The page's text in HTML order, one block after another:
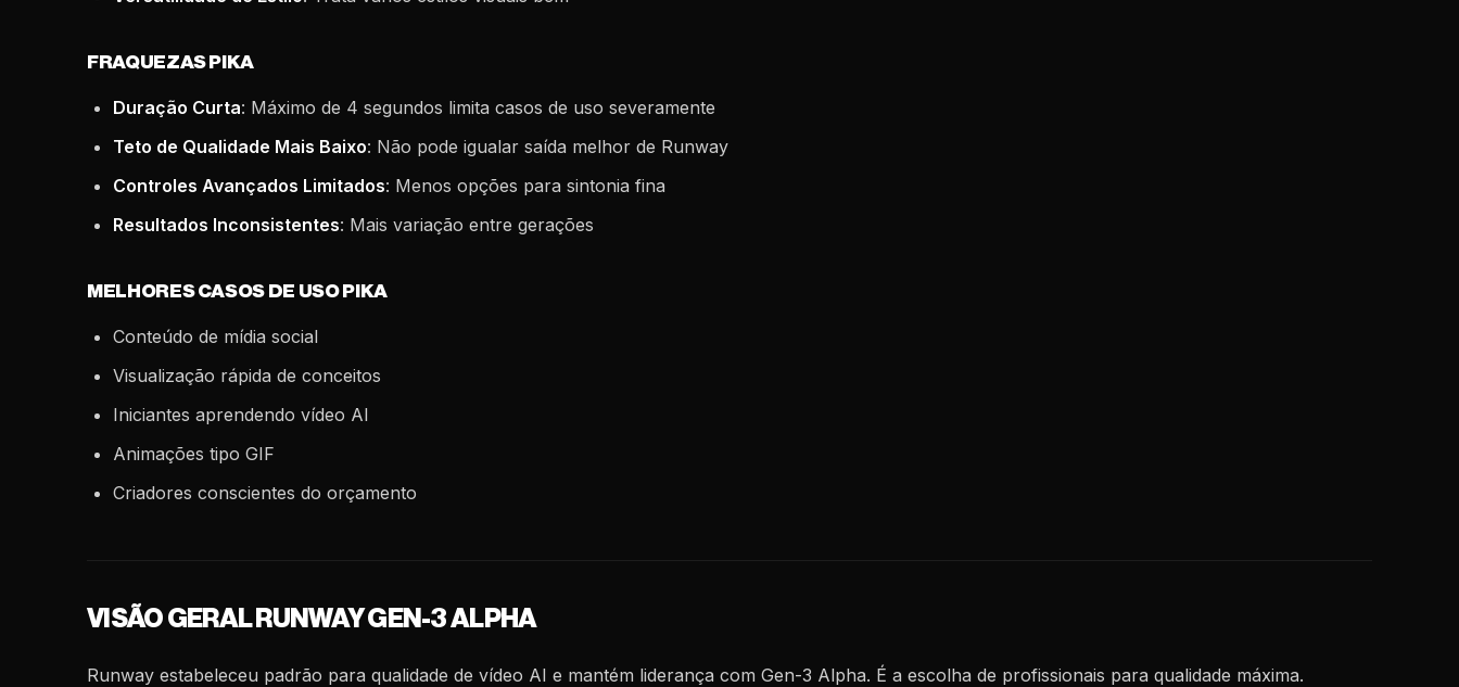
FRAQUEZAS PIKA
Duração Curta: Máximo de 4 segundos limita casos de uso severamente
Teto de Qualidade Mais Baixo: Não pode igualar saída melhor de Runway
Controles Avançados Limitados: Menos opções para sintonia fina
Resultados Inconsistentes: Mais variação entre gerações
MELHORES CASOS DE USO PIKA
Conteúdo de mídia social
Visualização rápida de conceitos
Iniciantes aprendendo vídeo AI
Animações tipo GIF
Criadores conscientes do orçamento
VISÃO GERAL RUNWAY GEN-3 ALPHA
Runway estabeleceu padrão para qualidade de vídeo AI e mantém liderança com Gen-3 Alpha. É a escolha de profissionais para qualidade máxima.